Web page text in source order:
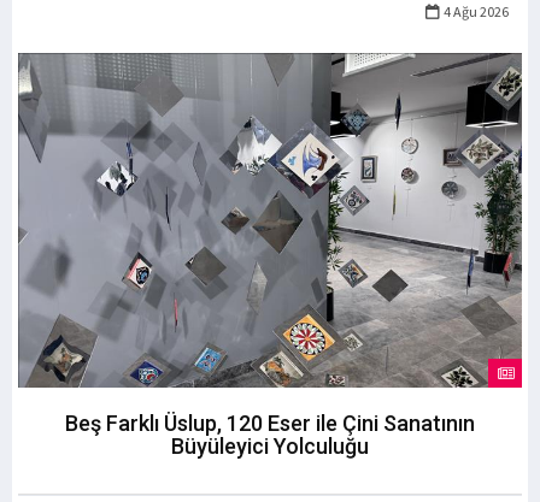
4 Ağu 2026
Beş Farklı Üslup, 120 Eser ile Çini Sanatının
Büyüleyici Yolculuğu